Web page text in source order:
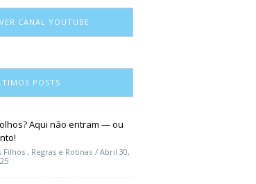
CANAL YOUTUBE
POSTS
Aqui não entram — ou
Filhos, Regras e Rotinas
Abril 30,